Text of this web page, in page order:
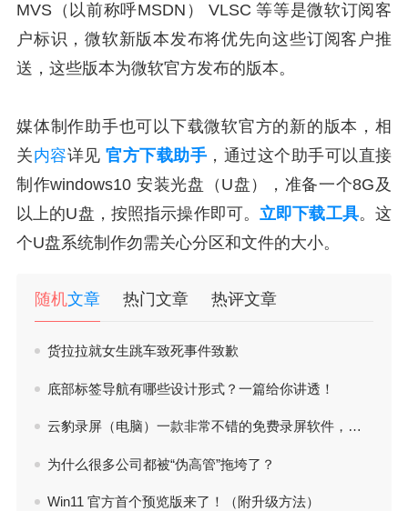
MVS（以前称呼MSDN） VLSC 等等是微软订阅客
户标识，微软新版本发布将优先向这些订阅客户推
送，这些版本为微软官方发布的版本。
媒体制作助手也可以下载微软官方的新的版本，相
关内容详见 官方下载助手 ，通过这个助手可以直接
制作windows10 安装光盘（U盘），准备一个8G及
以上的U盘，按照指示操作即可。立即下载工具。这
个U盘系统制作勿需关心分区和文件的大小。
随机文章 热门文章 热评文章
货拉拉就女生跳车致死事件致歉
底部标签导航有哪些设计形式？一篇给你讲透！
云豹录屏（电脑）一款非常不错的免费录屏软件，体积小巧方便
为什么很多公司都被“伪高管”拖垮了？
Win11 官方首个预览版来了！（附升级方法）